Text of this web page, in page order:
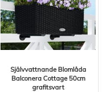
Självvattnande Blomlåda
Balconera Cottage 50cm
grafitsvart